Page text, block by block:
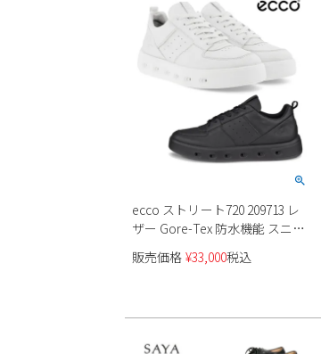
ecco ストリート720 209713 レ
ザー Gore-Tex 防水機能 スニー
カーレディース
販売価格 ¥33,000税込